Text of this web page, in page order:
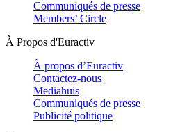
Communiqués de presse
Members’ Circle
À Propos d'Euractiv
À propos d’Euractiv
Contactez-nous
Mediahuis
Communiqués de presse
Publicité politique